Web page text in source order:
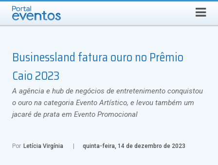
SEXTA-FEIRA, 7 DE AGOSTO DE 2026 Busca
Businessland fatura ouro no Prêmio
Caio 2023
A agência e hub de negócios de entretenimento conquistou
o ouro na categoria Evento Artístico, e levou também um
jacaré de prata em Evento Promocional
Por Letícia Virgínia quinta-feira, 14 de dezembro de 2023